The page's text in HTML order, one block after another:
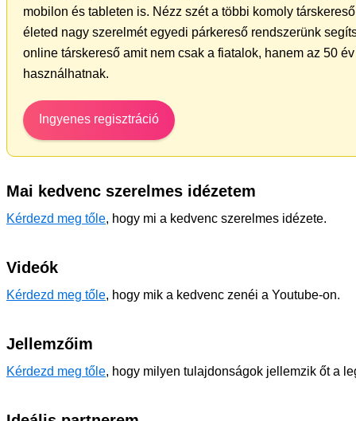
mobilon és tableten is. Nézz szét a többi komoly
életed nagy szerelmét egyedi párkereső rendszerünk
online társkereső amit nem csak a fiatalok, hanem az 50
használhatnak.
Ingyenes regisztráció
Mai kedvenc szerelmes idézetem
Kérdezd meg tőle, hogy mi a kedvenc szerelmes idézete.
Videók
Kérdezd meg tőle, hogy mik a kedvenc zenéi a Youtube-on.
Jellemzőim
Kérdezd meg tőle, hogy milyen tulajdonságok jellemzik őt a